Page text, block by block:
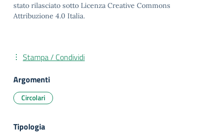
stato rilasciato sotto Licenza Creative Commons
Attribuzione 4.0 Italia.
Stampa / Condividi
Argomenti
Circolari
Tipologia